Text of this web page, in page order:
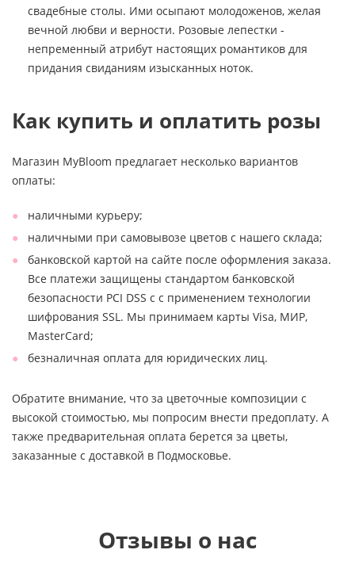
свадебные столы. Ими осыпают молодоженов, желая
вечной любви и верности. Розовые лепестки -
непременный атрибут настоящих романтиков для
придания свиданиям изысканных ноток.
Как купить и оплатить розы
Магазин MyBloom предлагает несколько вариантов
оплаты:
наличными курьеру;
наличными при самовывозе цветов с нашего склада;
банковской картой на сайте после оформления заказа.
Все платежи защищены стандартом банковской
безопасности PCI DSS с с применением технологии
шифрования SSL. Мы принимаем карты Visa, МИР,
MasterCard;
безналичная оплата для юридических лиц.
Обратите внимание, что за цветочные композиции с
высокой стоимостью, мы попросим внести предоплату. А
также предварительная оплата берется за цветы,
заказанные с доставкой в Подмосковье.
Отзывы о нас